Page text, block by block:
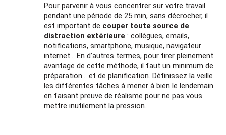
Pour parvenir à vous concentrer sur votre travail
pendant une période de 25 min, sans décrocher, il
est important de couper toute source de
distraction extérieure : collègues, emails,
notifications, smartphone, musique, navigateur
internet… En d’autres termes, pour tirer pleinement
avantage de cette méthode, il faut un minimum de
préparation… et de planification. Définissez la veille
les différentes tâches à mener à bien le lendemain
en faisant preuve de réalisme pour ne pas vous
mettre inutilement la pression.